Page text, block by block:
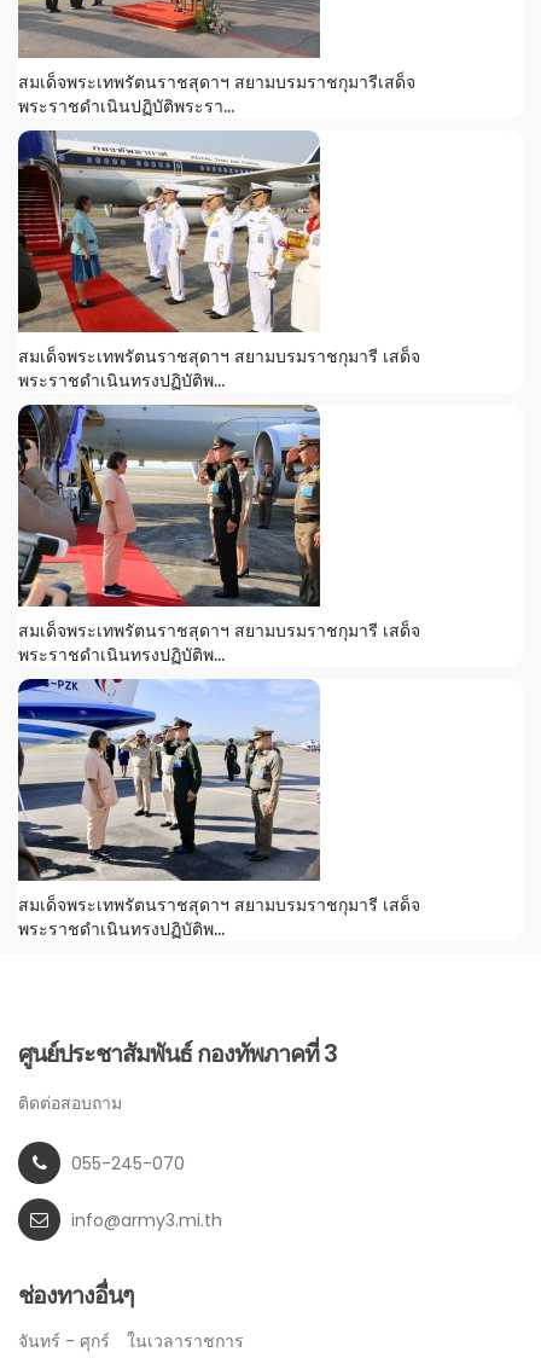
สมเด็จพระเทพรัตนราชสุดาฯ สยามบรมราชกุมารีเสด็จ
พระราชดำเนินปฏิบัติพระรา...
สมเด็จพระเทพรัตนราชสุดาฯ สยามบรมราชกุมารี เสด็จ
พระราชดำเนินทรงปฏิบัติพ...
สมเด็จพระเทพรัตนราชสุดาฯ สยามบรมราชกุมารี เสด็จ
พระราชดำเนินทรงปฏิบัติพ...
สมเด็จพระเทพรัตนราชสุดาฯ สยามบรมราชกุมารี เสด็จ
พระราชดำเนินทรงปฏิบัติพ...
ศูนย์ประชาสัมพันธ์ กองทัพภาคที่ 3
ติดต่อสอบถาม
055-245-070
info@army3.mi.th
ช่องทางอื่นๆ
จันทร์ - ศุกร์ ในเวลาราชการ